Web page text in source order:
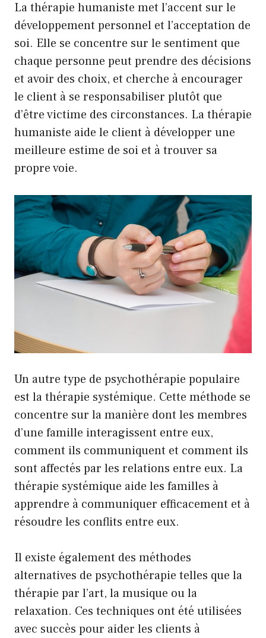
La thérapie humaniste met l’accent sur le
développement personnel et l’acceptation de
soi. Elle se concentre sur le sentiment que
chaque personne peut prendre des décisions
et avoir des choix, et cherche à encourager
le client à se responsabiliser plutôt que
d’être victime des circonstances. La thérapie
humaniste aide le client à développer une
meilleure estime de soi et à trouver sa
propre voie.
Un autre type de psychothérapie populaire
est la thérapie systémique. Cette méthode se
concentre sur la manière dont les membres
d’une famille interagissent entre eux,
comment ils communiquent et comment ils
sont affectés par les relations entre eux. La
thérapie systémique aide les familles à
apprendre à communiquer efficacement et à
résoudre les conflits entre eux.
Il existe également des méthodes
alternatives de psychothérapie telles que la
thérapie par l’art, la musique ou la
relaxation. Ces techniques ont été utilisées
avec succès pour aider les clients à